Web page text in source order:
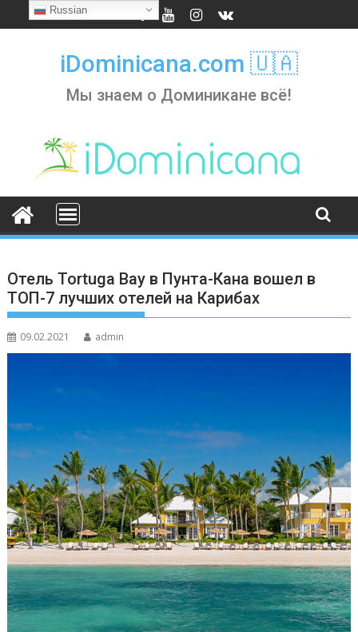
to
iDominicana.com 🇺🇦
Мы знаем о Доминикане всё!
Отель Tortuga Bay в Пунта-Кана вошел в
ТОП-7 лучших отелей на Карибах
09.02.2021 admin
Russian